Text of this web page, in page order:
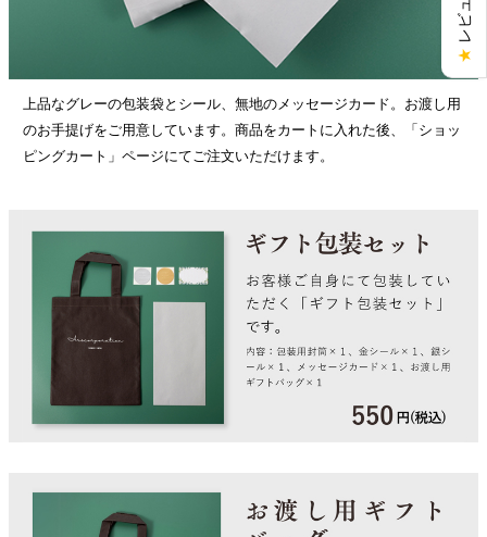
上品なグレーの包装袋とシール、無地のメッセージカード。お渡し用
のお手提げをご用意しています。商品をカートに入れた後、「ショッ
ピングカート」ページにてご注文いただけます。
★